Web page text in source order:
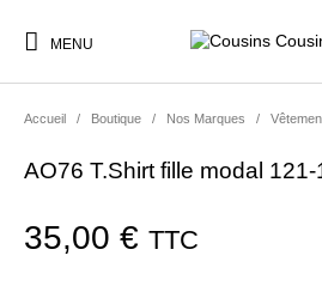
MENU
Nouveautés
Accueil / Boutique / Nos Marques /
AO76 T.Shirt fille modal 121-
35,00€ TTC